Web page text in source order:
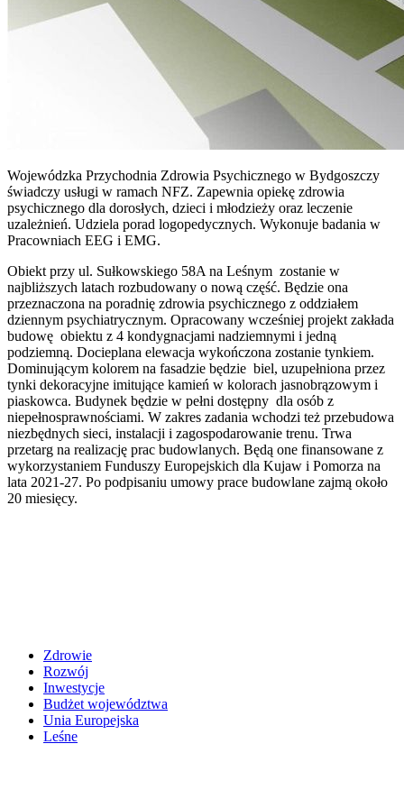
Wojewódzka Przychodnia Zdrowia Psychicznego w Bydgoszczy
świadczy usługi w ramach NFZ. Zapewnia opiekę zdrowia
psychicznego dla dorosłych, dzieci i młodzieży oraz leczenie
uzależnień. Udziela porad logopedycznych. Wykonuje badania w
Pracowniach EEG i EMG.
Obiekt przy ul. Sułkowskiego 58A na Leśnym zostanie w
najbliższych latach rozbudowany o nową część. Będzie ona
przeznaczona na poradnię zdrowia psychicznego z oddziałem
dziennym psychiatrycznym. Opracowany wcześniej projekt zakłada
budowę obiektu z 4 kondygnacjami nadziemnymi i jedną
podziemną. Docieplana elewacja wykończona zostanie tynkiem.
Dominującym kolorem na fasadzie będzie biel, uzupełniona przez
tynki dekoracyjne imitujące kamień w kolorach jasnobrązowym i
piaskowca. Budynek będzie w pełni dostępny dla osób z
niepełnosprawnościami. W zakres zadania wchodzi też przebudowa
niezbędnych sieci, instalacji i zagospodarowanie trenu. Trwa
przetarg na realizację prac budowlanych. Będą one finansowane z
wykorzystaniem Funduszy Europejskich dla Kujaw i Pomorza na
lata 2021-27. Po podpisaniu umowy prace budowlane zajmą około
20 miesięcy.
Zdrowie
Rozwój
Inwestycje
Budżet województwa
Unia Europejska
Leśne